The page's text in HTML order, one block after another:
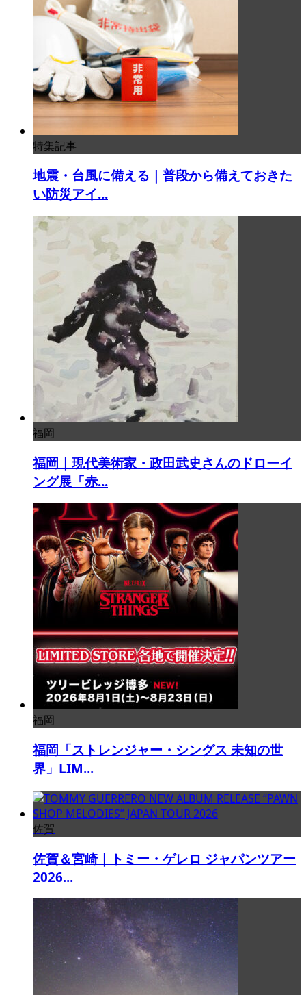
特集記事
地震・台風に備える｜普段から備えておきた
い防災アイ...
福岡
福岡｜現代美術家・政田武史さんのドローイ
ング展「赤...
福岡
福岡「ストレンジャー・シングス 未知の世
界」LIM...
佐賀
佐賀＆宮崎｜トミー・ゲレロ ジャパンツアー
2026...